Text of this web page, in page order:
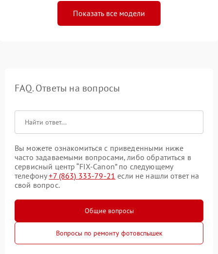
Показать все модели
FAQ. Ответы на вопросы
Вы можете ознакомиться с приведенными ниже
часто задаваемыми вопросами, либо обратиться в
сервисный центр “FIX-Canon” по следующему
телефону+7 (863) 333-79-21 если не нашли ответ на
свой вопрос.
Общие вопросы
Вопросы по ремонту фотовспышек